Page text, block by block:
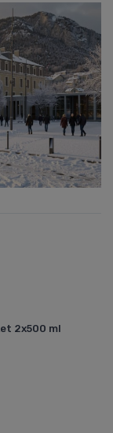
2x500 ml